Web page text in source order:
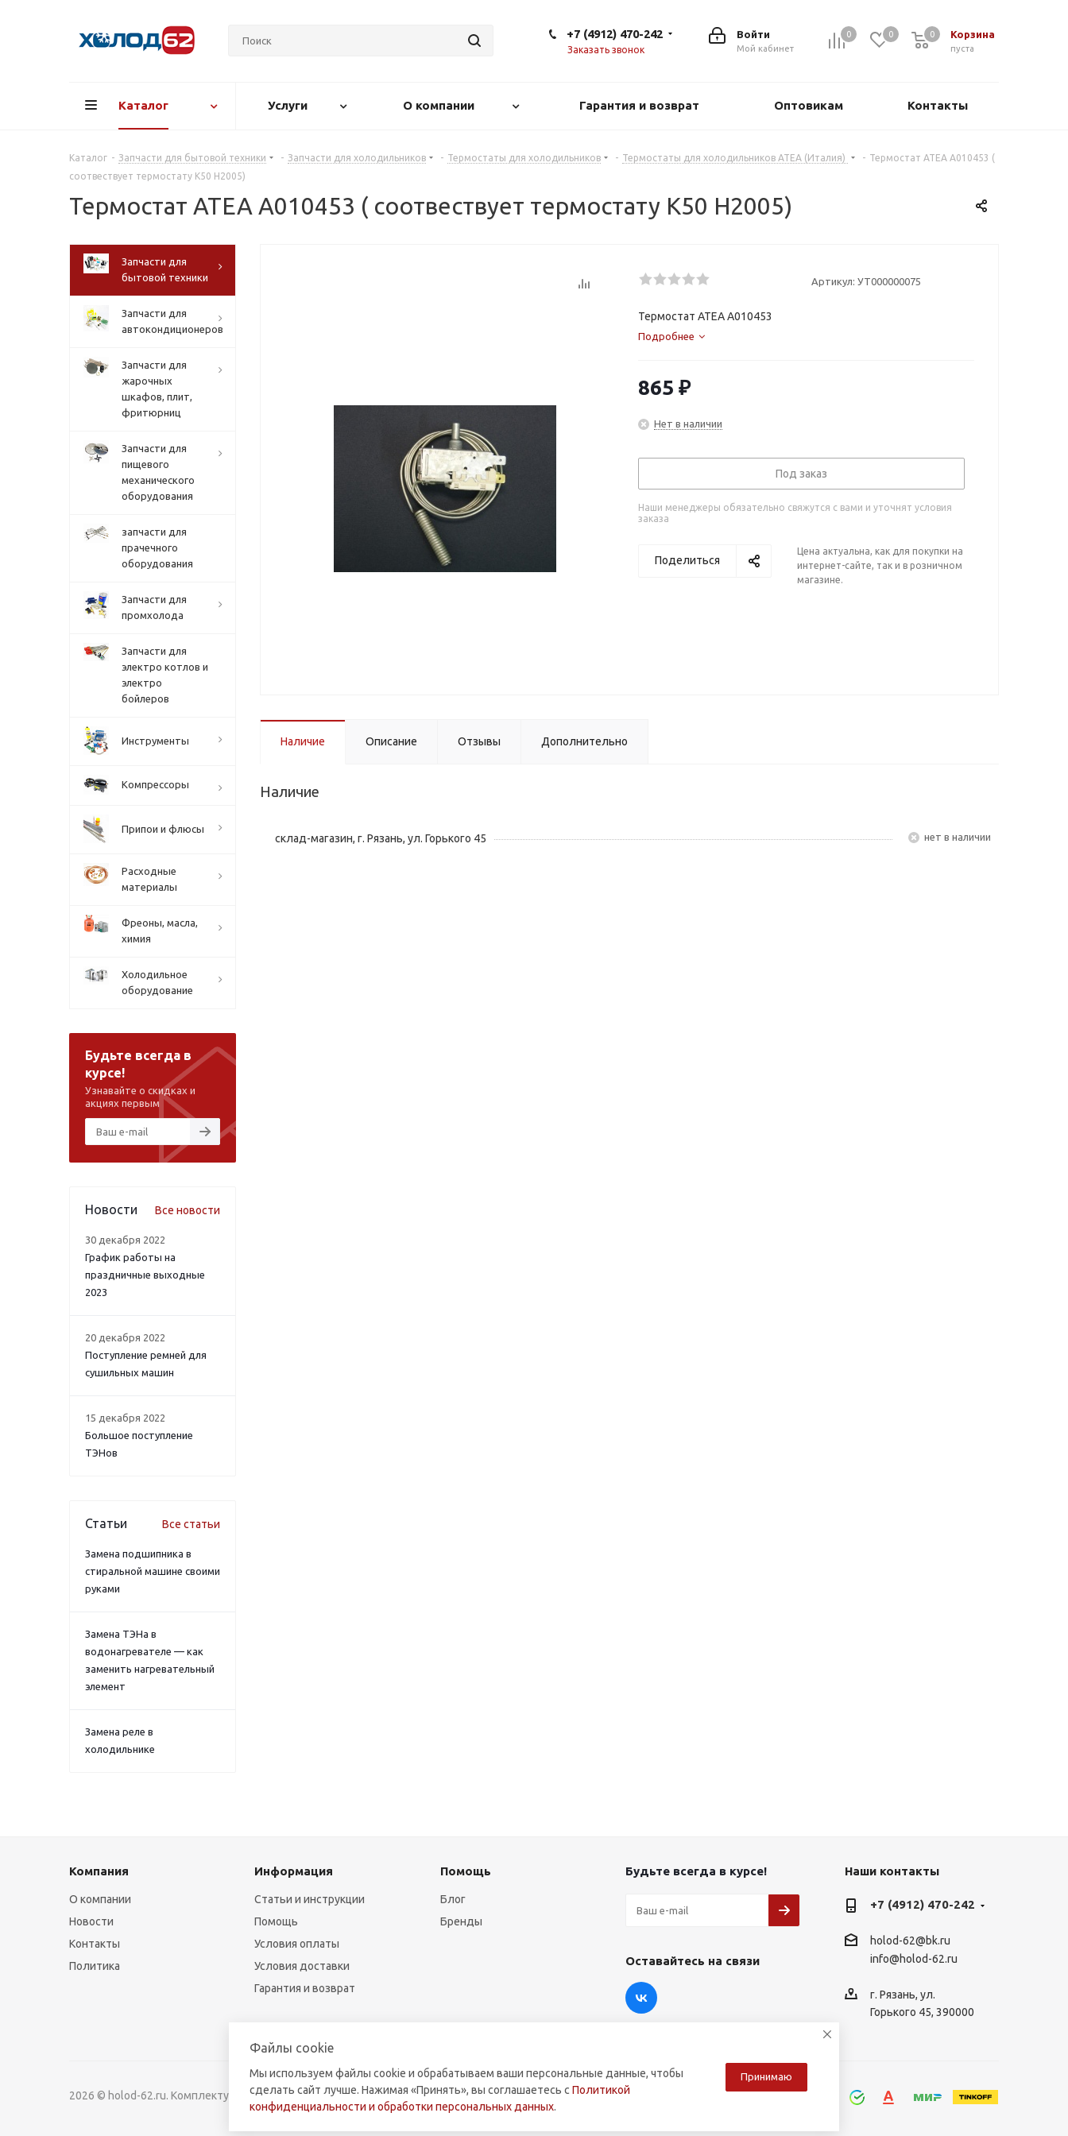
0 0 Корзина
0
пуста
0
Войти
Мой кабинет
+7 (4912) 470-242
Заказать звонок
Каталог Услуги О компании Гарантия и возврат Оптовикам Контакты
Каталог - Запчасти для бытовой техники - Запчасти для холодильников - Термостаты для холодильников - Термостаты для холодильников ATEA (Италия) - Термостат ATEA A010453 (
соотвествует термостату К50 Н2005)
Термостат ATEA A010453 ( соотвествует термостату К50 Н2005)
Артикул: УТ000000075
Термостат ATEA A010453
Подробнее
865 ₽
Нет в наличии
Под заказ
Наши менеджеры обязательно свяжутся с вами и уточнят условия
заказа
Поделиться
Цена актуальна, как для покупки на
интернет-сайте, так и в розничном
магазине.
Наличие Описание Отзывы Дополнительно
Наличие
склад-магазин, г. Рязань, ул. Горького 45 Нет в наличии
Запчасти для
бытовой техники
Запчасти для
автокондиционеров
Запчасти для
жарочных
шкафов, плит,
фритюрниц
Запчасти для
пищевого
механического
оборудования
запчасти для
прачечного
оборудования
Запчасти для
промхолода
Запчасти для
электро котлов и
электро
бойлеров
Инструменты
Компрессоры
Припои и флюсы
Расходные
материалы
Фреоны, масла,
химия
Холодильное
оборудование
Будьте всегда в
курсе!
Узнавайте о скидках и
акциях первым
Новости Все новости
30 декабря 2022
График работы на
праздничные выходные
2023
20 декабря 2022
Поступление ремней для
сушильных машин
15 декабря 2022
Большое поступление
ТЭНов
Статьи Все статьи
Замена подшипника в
стиральной машине своими
руками
Замена ТЭНа в
водонагревателе — как
заменить нагревательный
элемент
Замена реле в
холодильнике
Компания
О компании
Новости
Контакты
Политика
Информация
Статьи и инструкции
Помощь
Условия оплаты
Условия доставки
Гарантия и возврат
Помощь
Блог
Бренды
Будьте всегда в курсе!
Оставайтесь на связи
Наши контакты
+7 (4912) 470-242
holod-62@bk.ru
info@holod-62.ru
г. Рязань, ул.
Горького 45, 390000
2026 © holod-62.ru. Комплектующие для бытовой и коммерческой техники.
Файлы cookie
Мы используем файлы cookie и обрабатываем ваши персональные данные, чтобы
сделать сайт лучше. Нажимая «Принять», вы соглашаетесь с Политикой
конфиденциальности и обработки персональных данных.
Принимаю